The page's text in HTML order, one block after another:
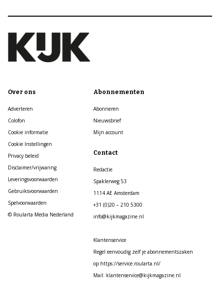
Over ons
Adverteren
Colofon
Cookie informatie
Cookie Instellingen
Privacy beleid
Disclaimer/vrijwaring
Leveringsvoorwaarden
Gebruiksvoorwaarden
Spelvoorwaarden
© Roularta Media Nederland
Abonnementen
Abonneren
Nieuwsbrief
Mijn account
Contact
Redactie
Spaklerweg 53
1114 AE Amsterdam
+31 (0)20 – 210 5300
info@kijkmagazine.nl
Klantenservice
Regel eenvoudig zelf je abonnementszaken
op https://service.roularta.nl/
Mail: klantenservice@kijkmagazine.nl